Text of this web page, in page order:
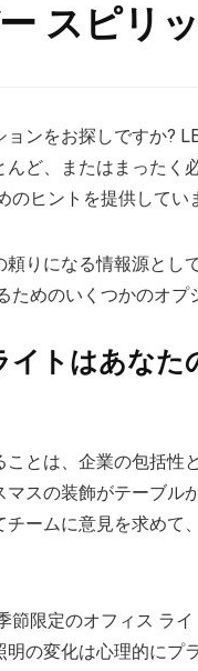
スピリ
ンをお探しですか?
ど、またはまったく
ヒントを提供してい
りになる情報源とし
めのいくつかのオプ
トはあな
とは、企業の包括性
スの装飾がテーブル
ームに意見を求めて
節限定のオフィス ラ
の変化は心理的にプ